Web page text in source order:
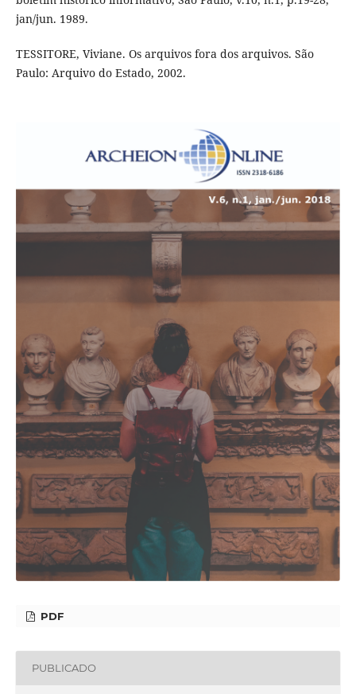
jan/jun. 1989.
TESSITORE, Viviane. Os arquivos fora dos arquivos. São
Paulo: Arquivo do Estado, 2002.
PDF
PUBLICADO